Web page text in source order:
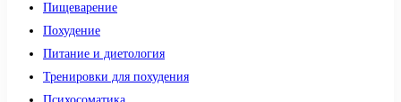
Пищеварение
Похудение
Питание и диетология
Тренировки для похудения